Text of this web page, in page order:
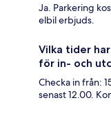
Ja. Parkering
elbil erbjuds.
Vilka tider
för in- och
Checka in från:
senast 12.00.